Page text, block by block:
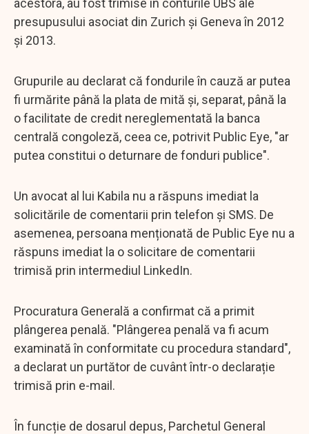
presupusului asociat din Zurich și Geneva în 2012
și 2013.
Grupurile au declarat că fondurile în cauză ar putea
fi urmărite până la plata de mită și, separat, până la
o facilitate de credit nereglementată la banca
centrală congoleză, ceea ce, potrivit Public Eye, "ar
putea constitui o deturnare de fonduri publice".
Un avocat al lui Kabila nu a răspuns imediat la
solicitările de comentarii prin telefon și SMS. De
asemenea, persoana menționată de Public Eye nu a
răspuns imediat la o solicitare de comentarii
trimisă prin intermediul LinkedIn.
Procuratura Generală a confirmat că a primit
plângerea penală. "Plângerea penală va fi acum
examinată în conformitate cu procedura standard",
a declarat un purtător de cuvânt într-o declarație
trimisă prin e-mail.
În funcție de dosarul depus, Parchetul General